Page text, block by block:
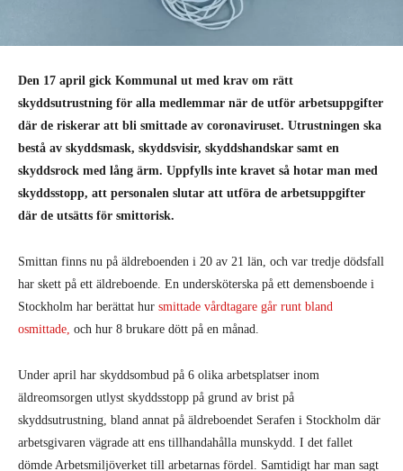
Den 17 april gick Kommunal ut med krav om rätt
skyddsutrustning för alla medlemmar när de utför arbetsuppgifter
där de riskerar att bli smittade av coronaviruset. Utrustningen ska
bestå av skyddsmask, skyddsvisir, skyddshandskar samt en
skyddsrock med lång ärm. Uppfylls inte kravet så hotar man med
skyddsstopp, att personalen slutar att utföra de arbetsuppgifter
där de utsätts för smittorisk.
Smittan finns nu på äldreboenden i 20 av 21 län, och var tredje dödsfall
har skett på ett äldreboende. En undersköterska på ett demensboende i
Stockholm har berättat hur smittade vårdtagare går runt bland
osmittade, och hur 8 brukare dött på en månad.
Under april har skyddsombud på 6 olika arbetsplatser inom
äldreomsorgen utlyst skyddsstopp på grund av brist på
skyddsutrustning, bland annat på äldreboendet Serafen i Stockholm där
arbetsgivaren vägrade att ens tillhandahålla munskydd. I det fallet
dömde Arbetsmiljöverket till arbetarnas fördel. Samtidigt har man sagt